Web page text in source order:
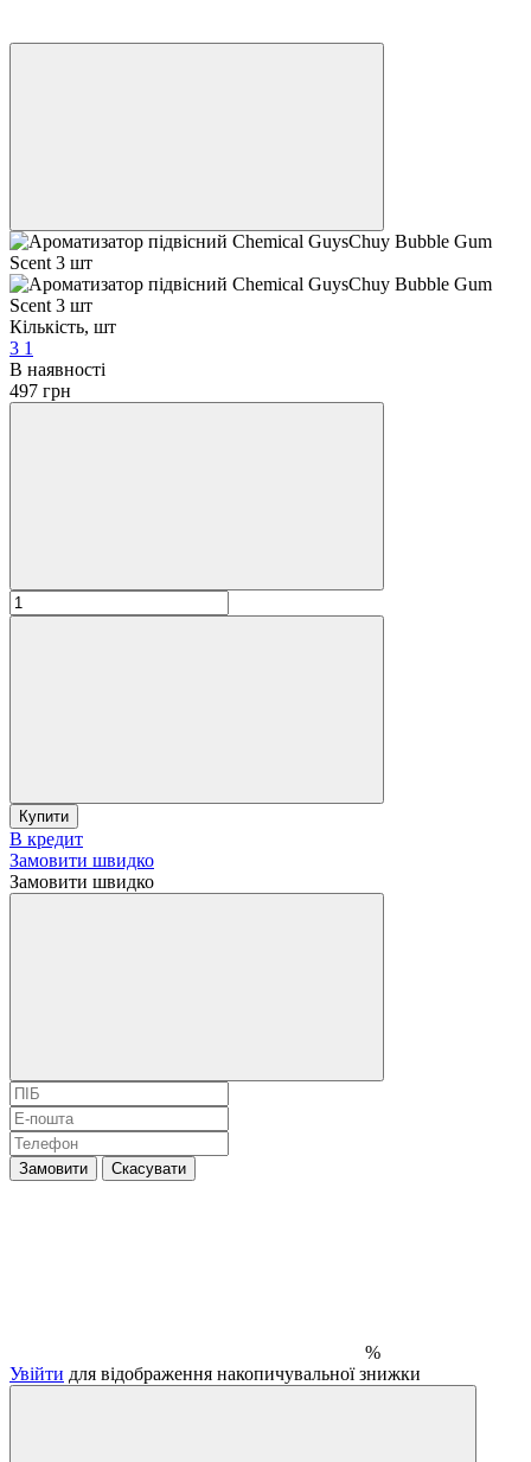
Кількість, шт
3 1
В наявності
497 грн
Купити
В кредит
Замовити швидко
Замовити швидко
Замовити Скасувати
%
Увійти для відображення накопичувальної знижки